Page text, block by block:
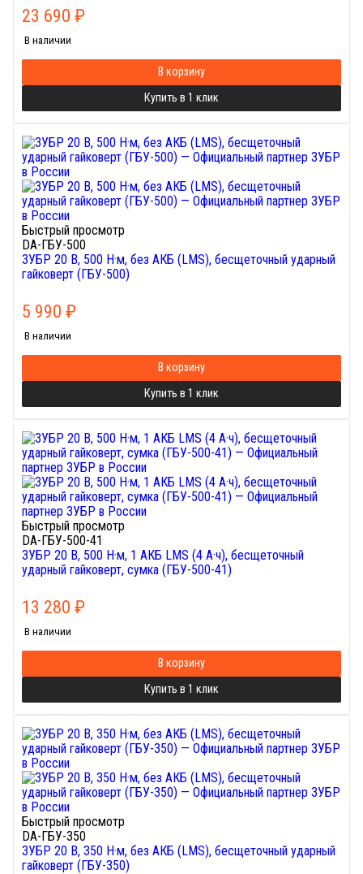
23 690 ₽
В наличии
В корзину
Купить в 1 клик
Быстрый просмотр
DA-ГБУ-500
ЗУБР 20 В, 500 Н·м, без АКБ (LMS), бесщеточный ударный
гайковерт (ГБУ-500)
5 990 ₽
В наличии
В корзину
Купить в 1 клик
Быстрый просмотр
DA-ГБУ-500-41
ЗУБР 20 В, 500 Н·м, 1 АКБ LMS (4 А·ч), бесщеточный
ударный гайковерт, сумка (ГБУ-500-41)
13 280 ₽
В наличии
В корзину
Купить в 1 клик
Быстрый просмотр
DA-ГБУ-350
ЗУБР 20 В, 350 Н·м, без АКБ (LMS), бесщеточный ударный
гайковерт (ГБУ-350)